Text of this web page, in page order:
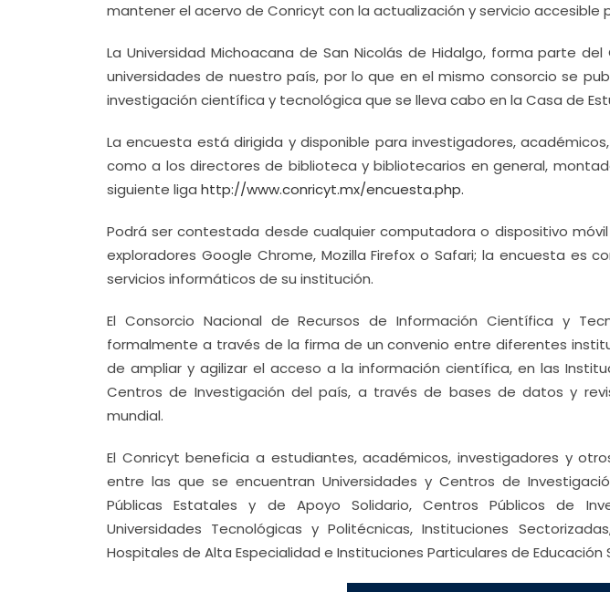
mantener el acervo de Conricyt con la actualización y servicio accesible
La Universidad Michoacana de San Nicolás de Hidalgo, forma parte
universidades de nuestro país, por lo que en el mismo consorcio se
investigación científica y tecnológica que se lleva cabo en la Casa de
La encuesta está dirigida y disponible para investigadores,
como a los directores de biblioteca y bibliotecarios en general,
siguiente liga http://www.conricyt.mx/encuesta.php.
Podrá ser contestada desde cualquier computadora o dispositivo
exploradores Google Chrome, Mozilla Firefox o Safari; la encuesta es
servicios informáticos de su institución.
El Consorcio Nacional de Recursos de Información Científica y
formalmente a través de la firma de un convenio entre diferentes
de ampliar y agilizar el acceso a la información científica, en las
Centros de Investigación del país, a través de bases de datos y
mundial.
El Conricyt beneficia a estudiantes, académicos, investigadores y
entre las que se encuentran Universidades y Centros de
Públicas Estatales y de Apoyo Solidario, Centros Públicos de
Universidades Tecnológicas y Politécnicas, Instituciones
Hospitales de Alta Especialidad e Instituciones Particulares de Educación